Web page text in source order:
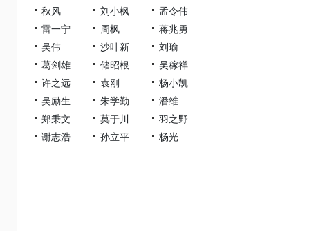
秋风
刘小枫
孟令伟
雷一宁
周枫
蒋兆勇
吴伟
沙叶新
刘瑜
葛剑雄
储昭根
吴稼祥
许之远
袁刚
杨小凯
吴励生
朱学勤
潘维
郑秉文
莫于川
羽之野
谢志浩
孙立平 杨光